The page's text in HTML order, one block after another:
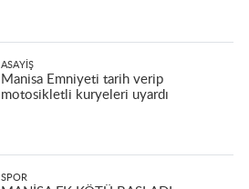
ASAYIŞ
Manisa Emniyeti tarih verip
motosikletli kuryeleri uyardı
SPOR